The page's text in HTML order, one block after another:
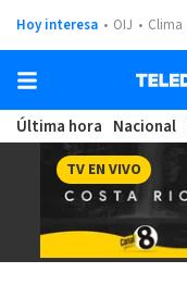
Hoy interesa OIJ Clima
Última hora Nacional
TV EN VIVO